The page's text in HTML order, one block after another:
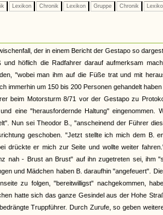
Lexikon Chronik Lexikon Gruppe Chronik
der in einem Bericht der Gestapo so
und höflich die Radfahrer darauf aufmerksam
"wobei man ihm auf die Füße trat und mit
immerhin um 150 bis 200 Personen gehandelt
beim Motorsturm 8/71 vor der Gestapo zu
eine "herausfordernde Haltung" eingenommen.
Nun sei Theodor B., "anscheinend der Führer
geschoben. "Jetzt stellte ich mich dem B.
drückte er mich zur Seite und wollte weiter
nah - Brust an Brust" auf ihn zugetreten sei, ihm
und Mädchen haben B. daraufhin "angefeuert".
zu folgen, "bereitwilligst" nachgekommen,
hatte sich das ganze Gesindel aus der Hohe
Truppführer. Durch Zurufe, so geben